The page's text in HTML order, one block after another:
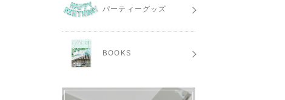
パーティーグッズ
BOOKS